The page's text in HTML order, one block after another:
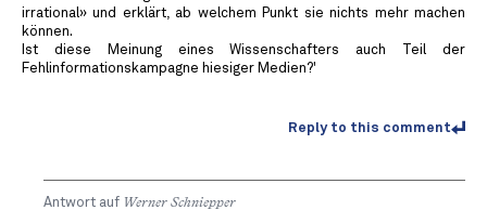
irrational» und erklärt, ab welchem Punkt sie nichts mehr machen
können.
Ist diese Meinung eines Wissenschafters auch Teil der
Fehlinformationskampagne hiesiger Medien?'
Reply to this comment
Antwort auf Werner Schniepper